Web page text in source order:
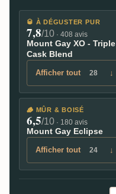
🥃 À DÉGUSTER PUR
7,8/10 · 408 avis
Mount Gay XO - Triple
Cask Blend
Afficher tout 28 ↓
🪵 MÛR & BOISÉ
6,5/10 · 180 avis
Mount Gay Eclipse
Afficher tout 24 ↓